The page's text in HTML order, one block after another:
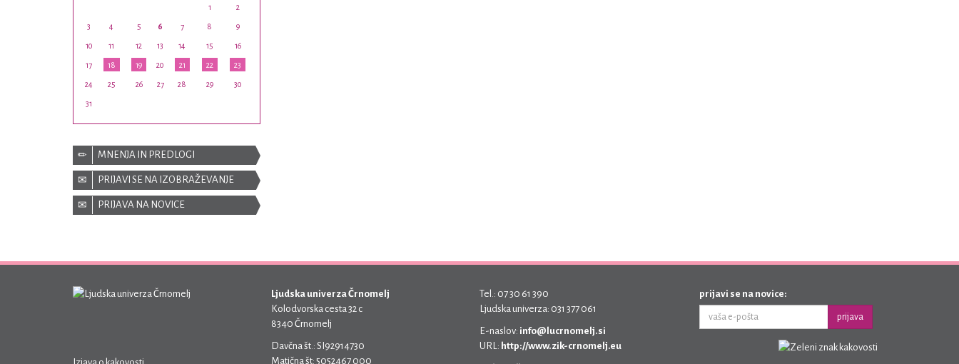
1 2
3 4 5 6 7 8 9
10 11 12 13 14 15 16
17 18 19 20 21 22 23
24 25 26 27 28 29 30
31
MNENJA IN PREDLOGI
PRIJAVI SE NA IZOBRAŽEVANJE
PRIJAVA NA NOVICE
Ljudska univerza Črnomelj
Kolodvorska cesta 32 c
8340 Črnomelj
Davčna št.: SI92914730
Matična št: 5052467 000
Tel.: 07 30 61 390
Ljudska univerza: 031 377 061
E-naslov: info@lucrnomelj.si
URL: http://www.zik-crnomelj.eu
prijavi se na novice:
prijava